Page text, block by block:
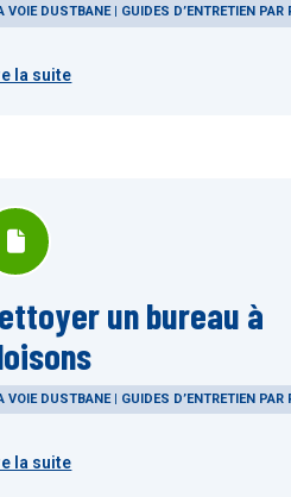
VOIE DUSTBANE | GUIDES D’ENTRETIEN PAR
la suite
un bureau à
VOIE DUSTBANE | GUIDES D’ENTRETIEN PAR
la suite